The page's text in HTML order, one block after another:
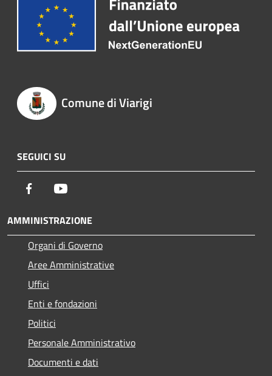
Comune di Viarigi
SEGUICI SU
Facebook
AMMINISTRAZIONE
Organi di Governo
Aree Amministrative
Uffici
Enti e fondazioni
Politici
Personale Amministrativo
Documenti e dati